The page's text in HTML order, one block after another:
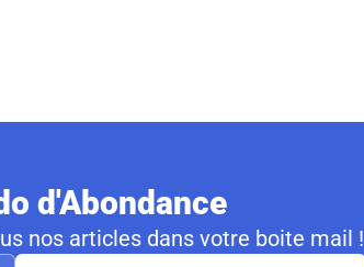
d'Abondance
nos articles dans votre boite mail !